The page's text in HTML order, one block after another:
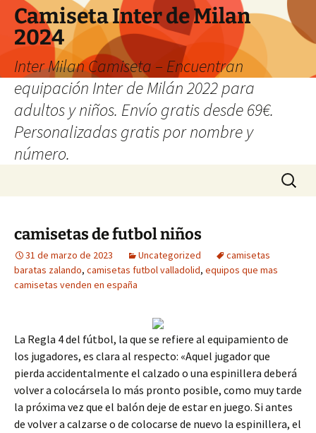
Camiseta Inter de Milan
2024
Inter Milan Camiseta – Encuentran
equipación Inter de Milán 2022 para
adultos y niños. Envío gratis desde 69€.
Personalizadas gratis por nombre y
número.
Buscar:
camisetas de futbol niños
31 de marzo de 2023 Uncategorized
camisetas
baratas zalando, camisetas futbol valladolid, equipos que mas
camisetas venden en españa
La Regla 4 del fútbol, la que se refiere al equipamiento de
los jugadores, es clara al respecto: «Aquel jugador que
pierda accidentalmente el calzado o una espinillera deberá
volver a colocársela lo más pronto posible, como muy tarde
la próxima vez que el balón deje de estar en juego. Si antes
de volver a calzarse o de colocarse de nuevo la espinillera, el